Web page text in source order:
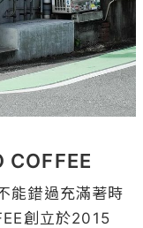
能錯過充滿著時
創立於2015